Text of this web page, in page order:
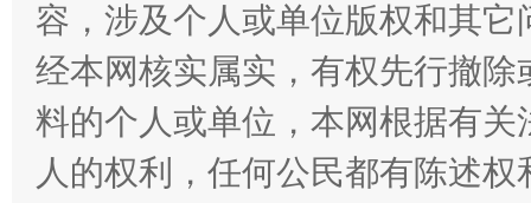
容，涉及个人或单位版权和其它
经本网核实属实，有权先行撤
料的个人或单位，本网根据有
人的权利，任何公民都有陈述